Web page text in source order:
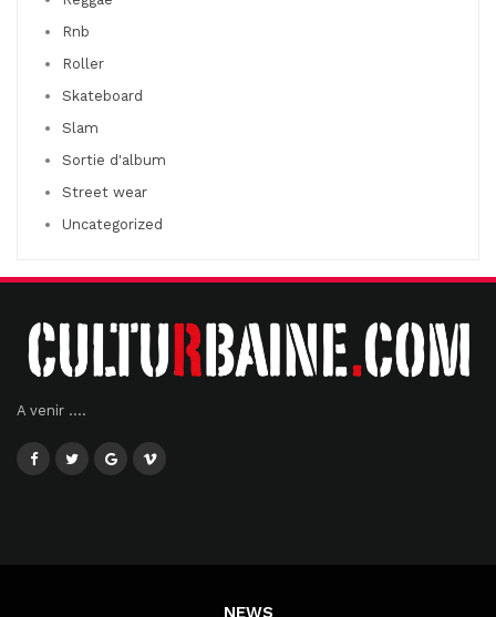
Rnb
Roller
Skateboard
Slam
Sortie d'album
Street wear
Uncategorized
A venir ....
NEWS